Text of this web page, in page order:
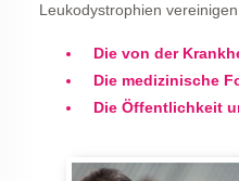
Leukodystrophien
Die von der
Die medizinische
Die Öffentlichkeit